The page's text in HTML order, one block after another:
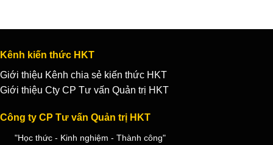
Kênh kiến thức HKT
Giới thiệu Kênh chia sẻ kiến thức HKT
Giới thiệu Cty CP Tư vấn Quản trị HKT
Công ty CP Tư vấn Quản trị HKT
"Học thức - Kinh nghiệm - Thành công"